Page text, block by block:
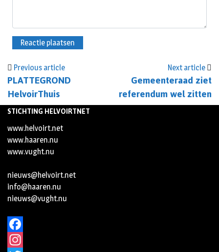
Previous article
PLATTEGROND
HelvoirThuis
Next article
Gemeenteraad ziet
referendum wel zitten
STICHTING HELVOIRTNET
www.helvoirt.net
www.haaren.nu
www.vught.nu
nieuws@helvoirt.net
info@haaren.nu
nieuws@vught.nu
Facebook